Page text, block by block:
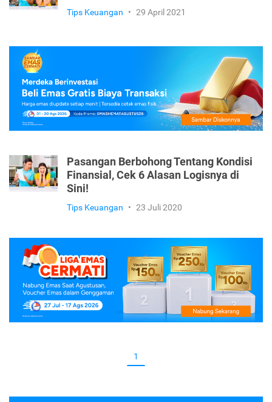
Tips Keuangan • 29 April 2021
Pasangan Berbohong Tentang Kondisi
Finansial, Cek 6 Alasan Logisnya di
Sini!
Tips Keuangan • 23 Juli 2020
1